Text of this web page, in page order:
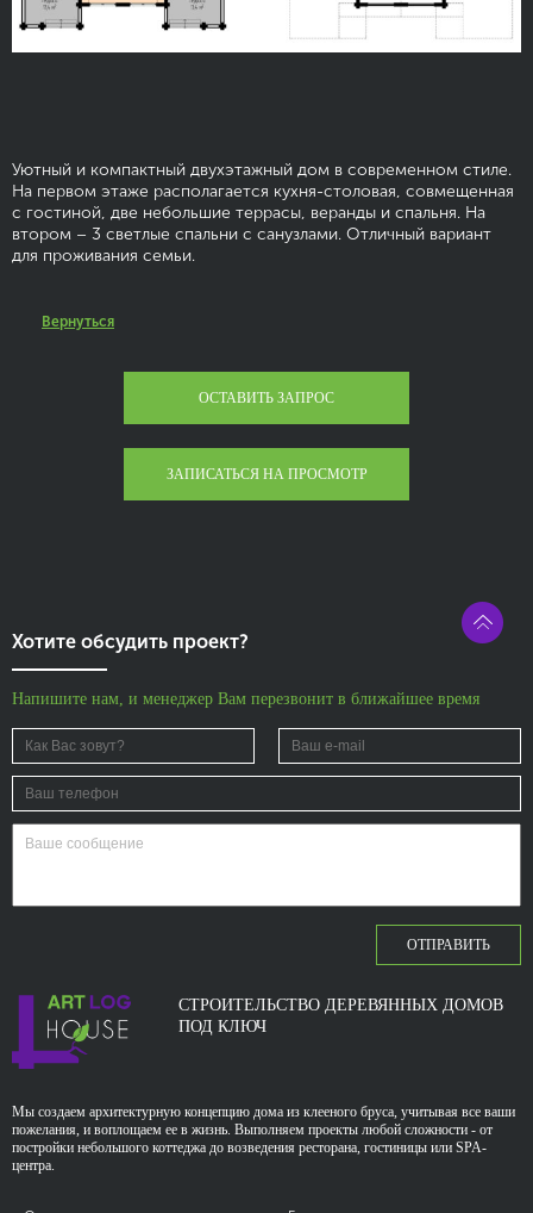
Уютный и компактный двухэтажный дом в современном стиле.
На первом этаже располагается кухня-столовая, совмещенная
с гостиной, две небольшие террасы, веранды и спальня. На
втором – 3 светлые спальни с санузлами. Отличный вариант
для проживания семьи.
Вернуться
ОСТАВИТЬ ЗАПРОС
ЗАПИСАТЬСЯ НА ПРОСМОТР
СТРОИТЕЛЬСТВО ДЕРЕВЯННЫХ ДОМОВ
ПОД КЛЮЧ
Мы создаем архитектурную концепцию дома из клееного бруса, учитывая все ваши
пожелания, и воплощаем ее в жизнь. Выполняем проекты любой сложности - от
постройки небольшого коттеджа до возведения ресторана, гостиницы или SPA-
центра.
Хотите обсудить проект?
Напишите нам, и менеджер Вам перезвонит в ближайшее время
ОТПРАВИТЬ